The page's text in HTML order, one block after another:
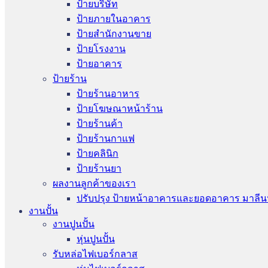
ป้ายบริษัท
ป้ายภายในอาคาร
ป้ายสำนักงานขาย
ป้ายโรงงาน
ป้ายอาคาร
ป้ายร้าน
ป้ายร้านอาหาร
ป้ายโฆษณาหน้าร้าน
ป้ายร้านค้า
ป้ายร้านกาแฟ
ป้ายคลินิก
ป้ายร้านยา
ผลงานลูกค้าของเรา
ปรับปรุง ป้ายหน้าอาคารและยอดอาคาร มาลี
งานปั้น
งานปูนปั้น
หุ่นปูนปั้น
รับหล่อไฟเบอร์กลาส